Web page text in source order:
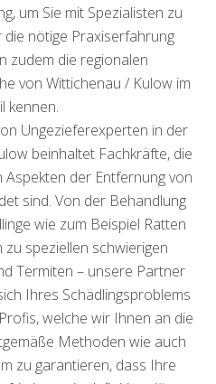
um Sie mit Spezialisten zu
nötige Praxiserfahrung
zudem die regionalen
von Wittichenau / Kulow im
kennen.
Ungezieferexperten in der
beinhaltet Fachkräfte, die
der Entfernung von
sind. Von der Behandlung
wie zum Beispiel Ratten
zu speziellen schwierigen
Termiten – unsere Partner
Ihres Schädlingsproblems
welche wir Ihnen an die
Methoden wie auch
zu garantieren, dass Ihre